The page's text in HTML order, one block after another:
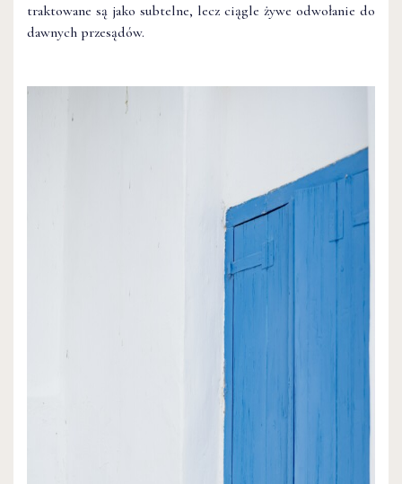
traktowane są jako subtelne, lecz ciągle żywe odwołanie do
dawnych przesądów.